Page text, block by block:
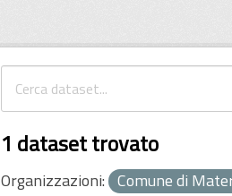
1 dataset trovato
Organizzazioni: Comune di